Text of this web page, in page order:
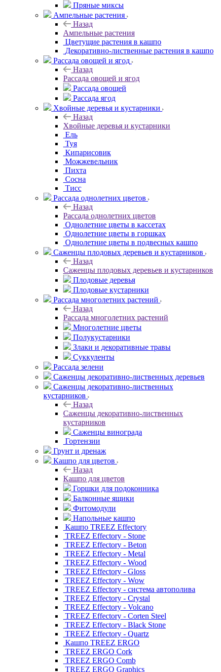
Пряные миксы
Ампельные растения
Назад
Ампельные растения
Цветущие растения в кашпо
Декоративно-лиственные растения в кашпо
Рассада овощей и ягод
Назад
Рассада овощей и ягод
Рассада овощей
Рассада ягод
Хвойные деревья и кустарники
Назад
Хвойные деревья и кустарники
Ель
Туя
Кипарисовик
Можжевельник
Пихта
Сосна
Тисc
Рассада однолетних цветов
Назад
Рассада однолетних цветов
Однолетние цветы в кассетах
Однолетние цветы в горшках
Однолетние цветы в подвесных кашпо
Саженцы плодовых деревьев и кустарников
Назад
Саженцы плодовых деревьев и кустарников
Плодовые деревья
Плодовые кустарники
Рассада многолетних растений
Назад
Рассада многолетних растений
Многолетние цветы
Полукустарники
Злаки и декоративные травы
Суккуленты
Рассада зелени
Саженцы декоративно-лиственных деревьев
Саженцы декоративно-лиственных
кустарников
Назад
Саженцы декоративно-лиственных
кустарников
Саженцы винограда
Гортензии
Грунт и дренаж
Кашпо для цветов
Назад
Кашпо для цветов
Горшки для подоконника
Балконные ящики
Фитомодули
Напольные кашпо
Кашпо TREEZ Effectory
TREEZ Effectory - Stone
TREEZ Effectory - Beton
TREEZ Effectory - Metal
TREEZ Effectory - Wood
TREEZ Effectory - Gloss
TREEZ Effectory - Wow
TREEZ Effectory - система автополива
TREEZ Effectory - Crystal
TREEZ Effectory - Volcano
TREEZ Effectory - Corten Steel
TREEZ Effectory - Black Stone
TREEZ Effectory - Quartz
Кашпо TREEZ ERGO
TREEZ ERGO Cork
TREEZ ERGO Comb
TREEZ ERGO Graphics